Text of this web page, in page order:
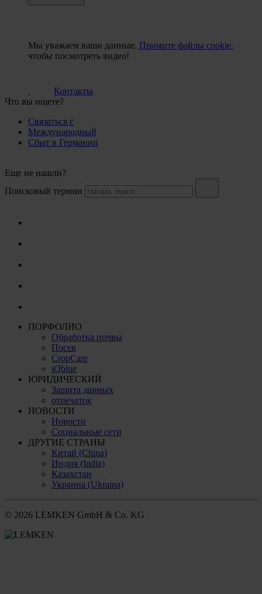
Мы уважаем ваши данные. Примите файлы cookie,
чтобы посмотреть видео!
Контакты
Что вы ищете?
Связаться с
Международный
Сбыт в Германии
Еще не нашли?
Поисковый термин
ПОРФОЛИО
Обработка почвы
Посев
CropCare
iQblue
ЮРИДИЧЕСКИЙ
Защита данных
отпечаток
НОВОСТИ
Новости
Социальные сети
ДРУГИЕ СТРАНЫ
Китай (China)
Индия (India)
Казахстан
Украина (Ukraina)
© 2026 LEMKEN GmbH & Co. KG